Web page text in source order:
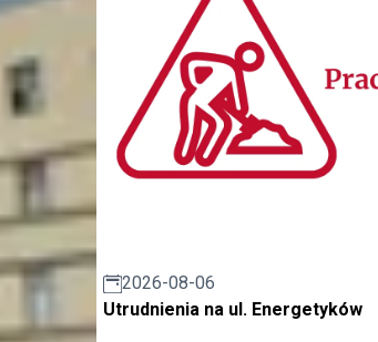
2026-08-06
Utrudnienia na ul. Energetyków